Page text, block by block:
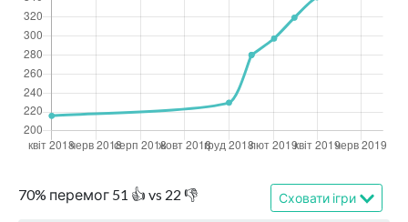
70% перемог 51 👍 vs 22 👎 Сховати ігри